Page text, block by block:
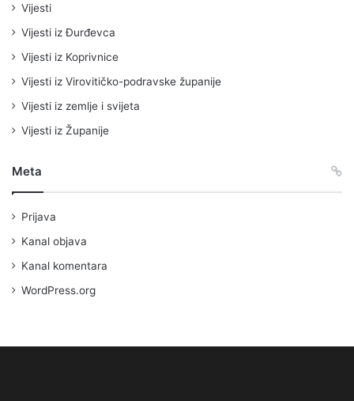
Vijesti
Vijesti iz Đurđevca
Vijesti iz Koprivnice
Vijesti iz Virovitičko-podravske županije
Vijesti iz zemlje i svijeta
Vijesti iz Županije
Meta
Prijava
Kanal objava
Kanal komentara
WordPress.org